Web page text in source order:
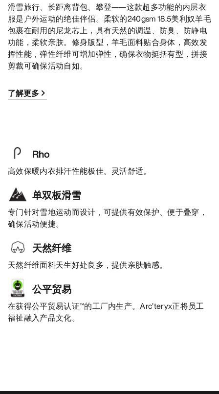
滑雪旅行、长距离背包、攀登——这款超多功能的内层衣
服是户外运动的绝佳伴侣。柔软的240gsm 18.5美利奴羊毛
包裹在耐用的尼龙芯上，具有天然的调温、防臭、防静电
功能，柔软亲肤。修身版型，羊毛面料贴合身体，高效发
挥性能，弹性纤维可增加弹性，确保衣物挺括有型，拼接
剪裁可确保活动自如。
了解更多
Rho
高效保暖内衣排汗性能极佳。灵活舒适。
单双板滑雪
专门针对雪地运动而设计，可提供有效保护、便于叠穿，
确保活动便捷。
天然纤维
天然纤维面料天生好处良多，提供亲肤触感。
公平贸易
在获得公平贸易认证™的工厂内生产。Arc’teryx正将员工
福祉融入产品文化。